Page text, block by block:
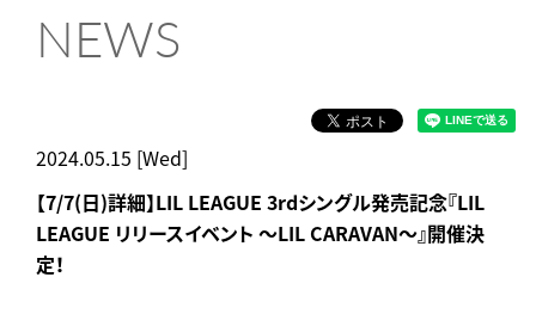
NEWS
2024.05.15 [Wed]
【7/7(日)詳細】LIL LEAGUE 3rdシングル発売記念『LIL
LEAGUE リリースイベント ～LIL CARAVAN～』開催決
定！